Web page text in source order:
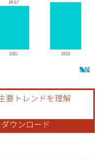
BY 4.0の表示が必要です。